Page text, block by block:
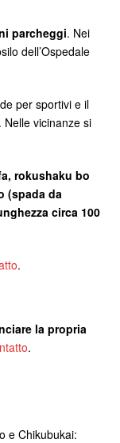
parcheggi. Nei
dell’Ospedale
per sportivi e il
vicinanze si
rokushaku bo
(spada da
circa 100
.
la propria
.
e Chikubukai: